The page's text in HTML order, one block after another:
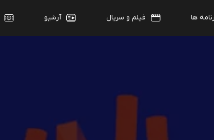
ها فیلم و سریال آرشیو